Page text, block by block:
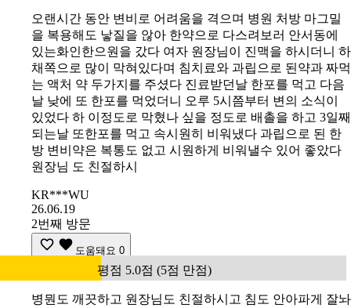
오랜시간 동안 변비로 어려움을 격으며 병원 처방 마그밀
을 복용해도 낳질을 않아 한약으로 다스려보러 안서동에
있는화인한으원을 갔다 여자 원장님이 진맥을 하시더니 하
채쪽으로 많이 막혀있다며 침치료와 과립으로 된약과 짜먹
는 액처 약 두가지를 주셨다 진료받던날 한포를 먹고 다음
날 낮에 또 한포를 먹었더니 오루 5시쯤부터 변의 소식이
있었다 하 이정도로 막혔나 싶을 정도로 배촐을 하고 3일째
되는날 또한포를 먹고 속시원히 비워냈다 과립으로 된 한
방 변비약은 복통도 없고 시원하게 비워낼수 있어 좋았다
원장님 도 친절하시
KR***WU
26.06.19
2번째 방문
도움돼요 0
평점 5.0점 (5점 만점)
병뭔도 깨끗하고 원장님도 친절하시고 침도 안아파게 잘놔